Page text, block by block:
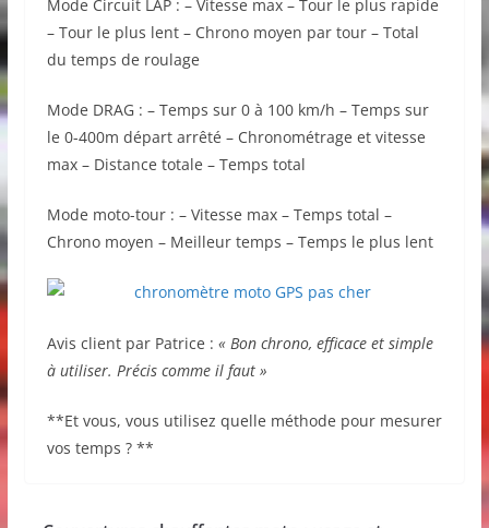
Mode Circuit LAP : – Vitesse max – Tour le plus rapide
– Tour le plus lent – Chrono moyen par tour – Total
du temps de roulage
Mode DRAG : – Temps sur 0 à 100 km/h – Temps sur
le 0-400m départ arrêté – Chronométrage et vitesse
max – Distance totale – Temps total
Mode moto-tour : – Vitesse max – Temps total –
Chrono moyen – Meilleur temps – Temps le plus lent
Avis client par Patrice : « Bon chrono, efficace et simple
à utiliser. Précis comme il faut »
**Et vous, vous utilisez quelle méthode pour mesurer
vos temps ? **